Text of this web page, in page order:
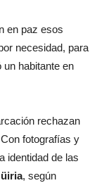
en paz esos
necesidad, para
un habitante en
rechazan
fotografías y
identidad de las
, según